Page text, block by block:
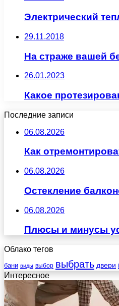
Электрический
29.11.2018
На страже вашей
26.01.2023
Какое
Последние записи
06.08.2026
Как
06.08.2026
Остекление
06.08.2026
Плюсы и минусы
Облако тегов
бани виды выбор выбрать двери
Интересное